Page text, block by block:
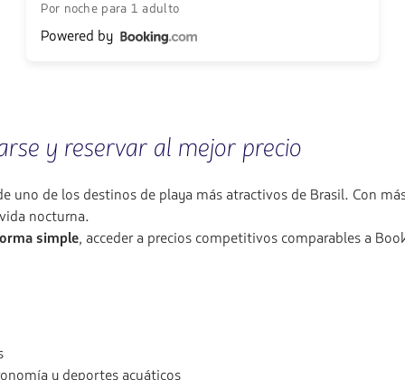
Por noche para 1 adulto
Powered by
y reservar al mejor precio
uno de los destinos de playa más atractivos de Brasil. Con
nocturna.
simple, acceder a precios competitivos comparables a
y deportes acuáticos